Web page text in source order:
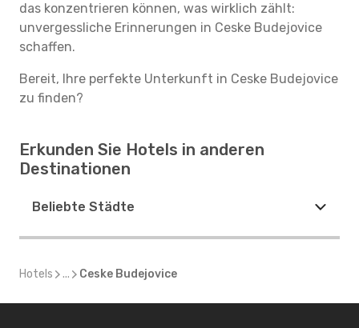
das konzentrieren können, was wirklich zählt:
unvergessliche Erinnerungen in Ceske Budejovice
schaffen.
Bereit, Ihre perfekte Unterkunft in Ceske Budejovice
zu finden?
Erkunden Sie Hotels in anderen
Destinationen
Beliebte Städte
Hotels ... Ceske Budejovice